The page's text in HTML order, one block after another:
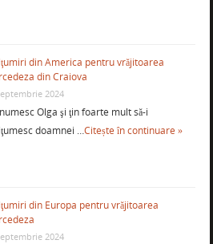
din America pentru vrăjitoarea
din Craiova
2024
Olga şi ţin foarte mult să-i
doamnei …Citește în continuare »
din Europa pentru vrăjitoarea
2024